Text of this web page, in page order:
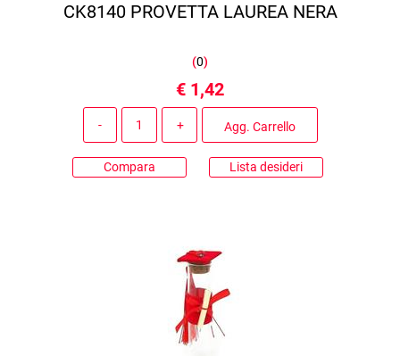
CK8140 PROVETTA LAUREA NERA
(0)
€ 1,42
Agg. Carrello
Compara Lista desideri